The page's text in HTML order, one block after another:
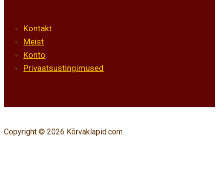
Kontakt
Meist
Konto
Privaatsustingimused
Copyright © 2026 Kõrvaklapid.com